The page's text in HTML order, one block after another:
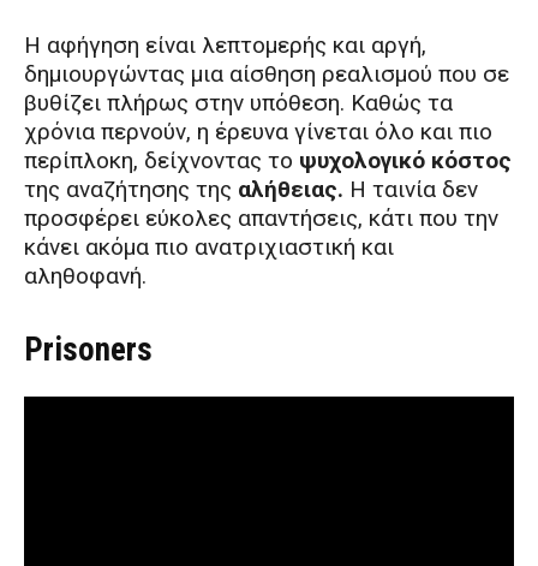
Η αφήγηση είναι λεπτομερής και αργή,
δημιουργώντας μια αίσθηση ρεαλισμού που σε
βυθίζει πλήρως στην υπόθεση. Καθώς τα
χρόνια περνούν, η έρευνα γίνεται όλο και πιο
περίπλοκη, δείχνοντας το ψυχολογικό κόστος
της αναζήτησης της αλήθειας. Η ταινία δεν
προσφέρει εύκολες απαντήσεις, κάτι που την
κάνει ακόμα πιο ανατριχιαστική και
αληθοφανή.
Prisoners